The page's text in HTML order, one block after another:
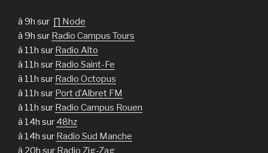
à 9h sur ∏ Node
à 9h sur Radio Campus Tours
à 11h sur Radio Alto
à 11h sur Radio Saint-Fe
à 11h sur Radio Octopus
à 11h sur Port d’Albret FM
à 11h sur Radio Campus Rouen
à 14h sur 48hz
à 14h sur Radio Sud Manche
à 20h sur Radio Zig-Zag